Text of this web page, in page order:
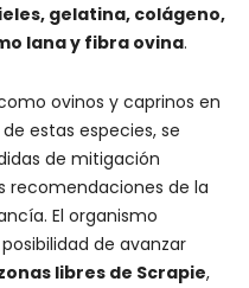
gelatina, colágeno,
lana y fibra ovina.
ovinos y caprinos en
estas especies, se
de mitigación
recomendaciones de la
El organismo
de avanzar
libres de Scrapie,